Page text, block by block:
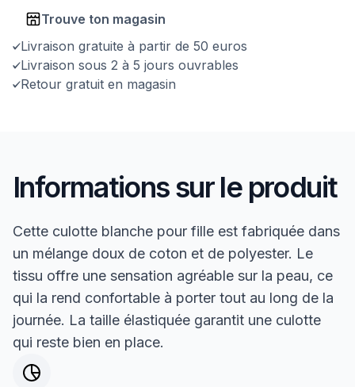
Trouve ton magasin
Livraison gratuite à partir de 50 euros
Livraison sous 2 à 5 jours ouvrables
Retour gratuit en magasin
Informations sur le produit
Cette culotte blanche pour fille est fabriquée dans
un mélange doux de coton et de polyester. Le
tissu offre une sensation agréable sur la peau, ce
qui la rend confortable à porter tout au long de la
journée. La taille élastiquée garantit une culotte
qui reste bien en place.